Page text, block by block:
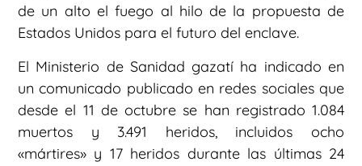
de un alto el fuego al hilo de la propuesta de
Estados Unidos para el futuro del enclave.
El Ministerio de Sanidad gazatí ha indicado en
un comunicado publicado en redes sociales que
desde el 11 de octubre se han registrado 1.084
muertos y 3.491 heridos, incluidos ocho
«mártires» y 17 heridos durante las últimas 24